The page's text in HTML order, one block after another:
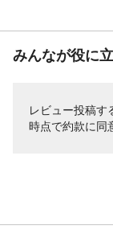
みんなが役に
レビュー投稿す
時点で約款に同